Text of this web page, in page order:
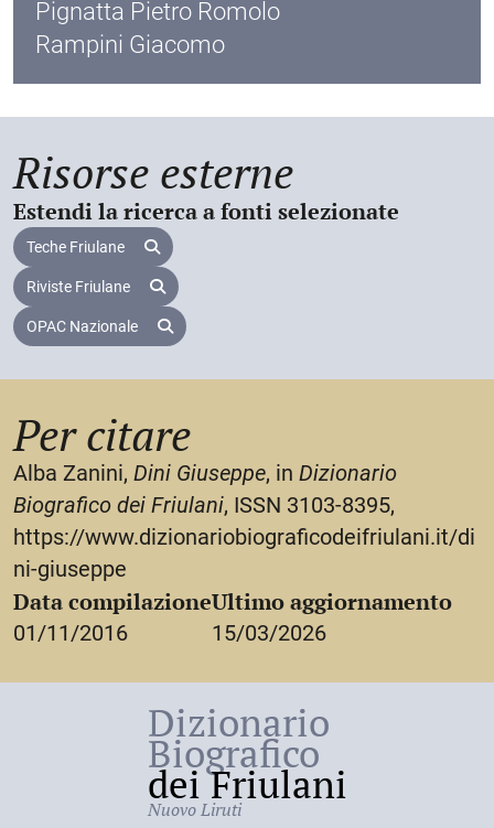
Frattolin, Udine/Venezia, Itineraria/Cafoscarina,
2005, 89-90.
Pignatta Pietro Romolo
Rampini Giacomo
Risorse esterne
Estendi la ricerca a fonti selezionate
Teche Friulane
Riviste Friulane
OPAC Nazionale
Per citare
Alba Zanini, Dini Giuseppe, in Dizionario
Biografico dei Friulani, ISSN 3103-8395,
https://www.dizionariobiograficodeifriulani.it/di
ni-giuseppe
Data compilazione
01/11/2016
Ultimo aggiornamento
15/03/2026
Dizionario
Biografico
dei Friulani
Nuovo Liruti